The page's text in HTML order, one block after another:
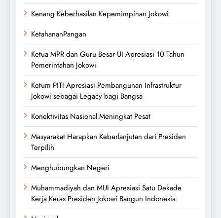
Kenang Keberhasilan Kepemimpinan Jokowi
KetahananPangan
Ketua MPR dan Guru Besar UI Apresiasi 10 Tahun
Pemerintahan Jokowi
Ketum PITI Apresiasi Pembangunan Infrastruktur
Jokowi sebagai Legacy bagi Bangsa
Konektivitas Nasional Meningkat Pesat
Masyarakat Harapkan Keberlanjutan dari Presiden
Terpilih
Menghubungkan Negeri
Muhammadiyah dan MUI Apresiasi Satu Dekade
Kerja Keras Presiden Jokowi Bangun Indonesia